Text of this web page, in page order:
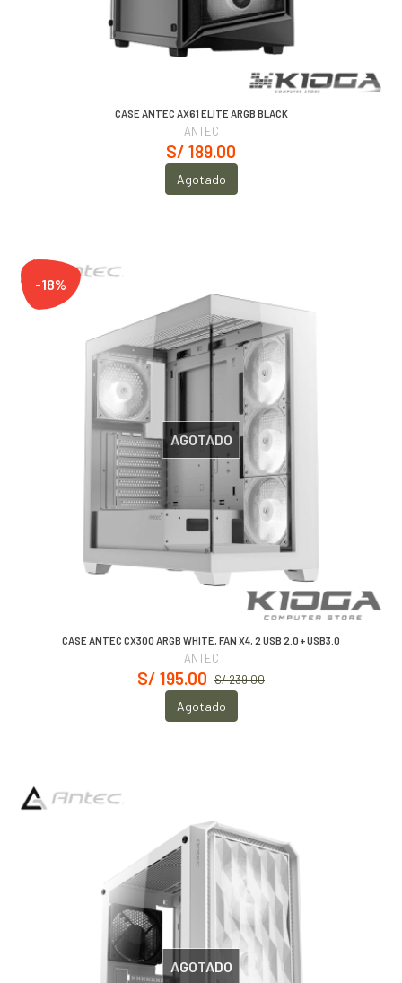
CASE ANTEC AX61 ELITE ARGB BLACK
ANTEC
S/ 189.00
Agotado
-18%
AGOTADO
CASE ANTEC CX300 ARGB WHITE, FAN X4, 2 USB 2.0 + USB3.0
ANTEC
S/ 239.00
S/ 195.00
Agotado
AGOTADO